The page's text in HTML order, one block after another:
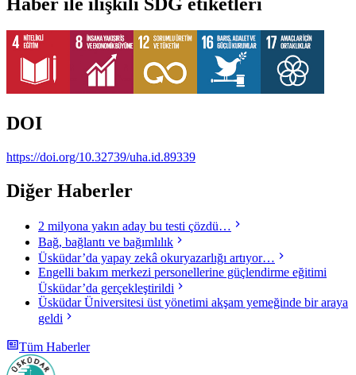
DOI
https://doi.org/10.32739/uha.id.89339
Diğer Haberler
2 milyona yakın aday bu testi çözdü…
Bağ, bağlantı ve bağımlılık
Üsküdar’da yapay zekâ okuryazarlığı artıyor…
Engelli bakım merkezi personellerine güçlendirme eğitimi
Üsküdar’da gerçekleştirildi
Üsküdar Üniversitesi üst yönetimi akşam yemeğinde bir araya
geldi
Tüm Haberler